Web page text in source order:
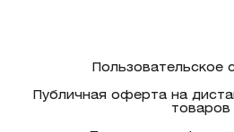
Пользовательское
Публичная оферта на
товаров